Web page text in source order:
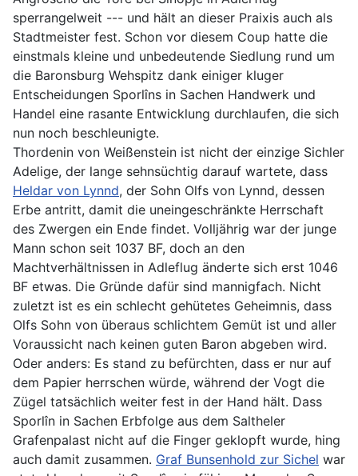
sperrangelweit --- und hält an dieser Praixis auch als
Stadtmeister fest. Schon vor diesem Coup hatte die
einstmals kleine und unbedeutende Siedlung rund um
die Baronsburg Wehspitz dank einiger kluger
Entscheidungen Sporlîns in Sachen Handwerk und
Handel eine rasante Entwicklung durchlaufen, die sich
nun noch beschleunigte.
Thordenin von Weißenstein ist nicht der einzige Sichler
Adelige, der lange sehnsüchtig darauf wartete, dass
Heldar von Lynnd, der Sohn Olfs von Lynnd, dessen
Erbe antritt, damit die uneingeschränkte Herrschaft
des Zwergen ein Ende findet. Volljährig war der junge
Mann schon seit 1037 BF, doch an den
Machtverhältnissen in Adleflug änderte sich erst 1046
BF etwas. Die Gründe dafür sind mannigfach. Nicht
zuletzt ist es ein schlecht gehütetes Geheimnis, dass
Olfs Sohn von überaus schlichtem Gemüt ist und aller
Voraussicht nach keinen guten Baron abgeben wird.
Oder anders: Es stand zu befürchten, dass er nur auf
dem Papier herrschen würde, während der Vogt die
Zügel tatsächlich weiter fest in der Hand hält. Dass
Sporlîn in Sachen Erbfolge aus dem Saltheler
Grafenpalast nicht auf die Finger geklopft wurde, hing
auch damit zusammen. Graf Bunsenhold zur Sichel war